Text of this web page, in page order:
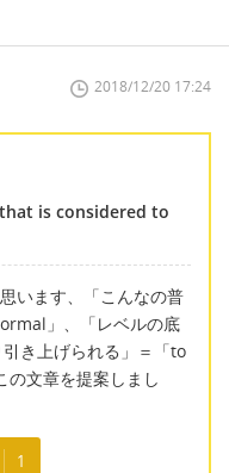
2018/12/20 17:24
is considered to
います、「こんなの普
」、「レベルの底
き上げられる」＝「to
文章を提案しまし
1